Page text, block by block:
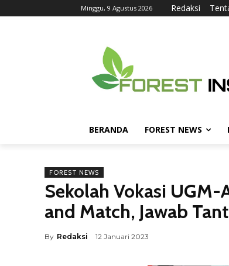
Minggu, 9 Agustus 2026 Redaksi
BERANDA FOREST NEWS
FOREST NEWS
Sekolah Vokasi UGM-
and Match, Jawab
By Redaksi 12 Januari 2023